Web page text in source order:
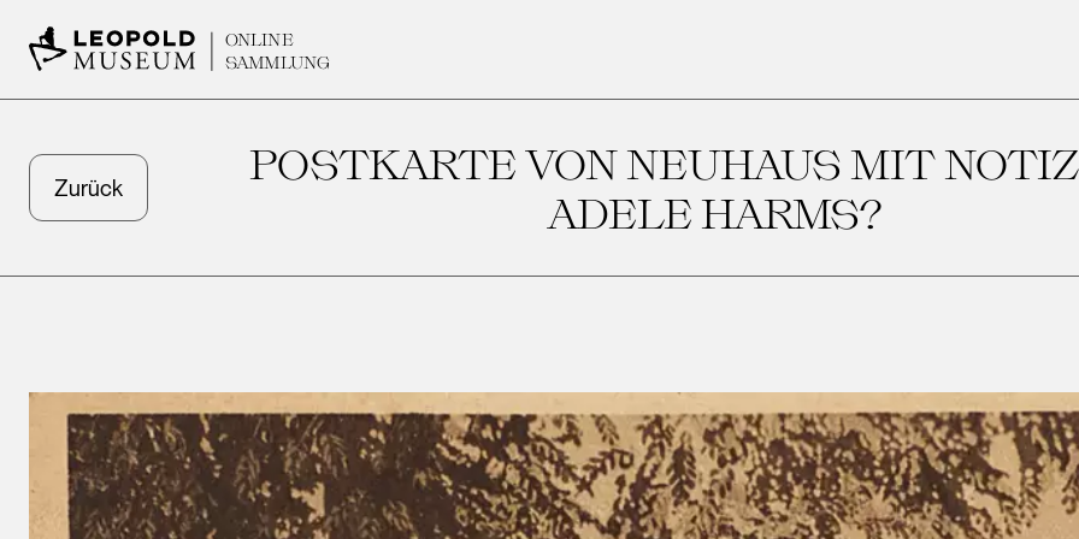
ONLINE
SAMMLUNG
Zurück
POSTKARTE VON NEUHAUS MIT
ADELE HARMS?